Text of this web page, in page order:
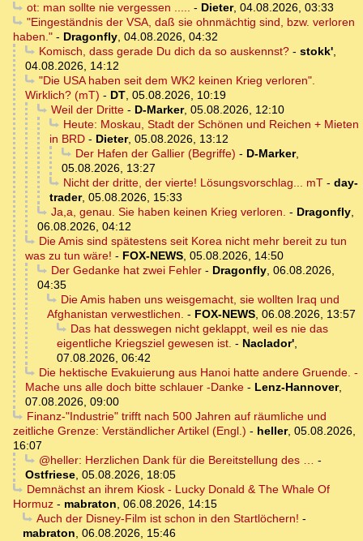
ot: man sollte nie vergessen ..... - Dieter, 04.08.2026, 03:33
"Eingeständnis der VSA, daß sie ohnmächtig sind, bzw. verloren
haben." - Dragonfly, 04.08.2026, 04:32
Komisch, dass gerade Du dich da so auskennst?- stokk',
04.08.2026, 14:12
"Die USA haben seit dem WK2 keinen Krieg verloren".
Wirklich? (mT) - DT, 05.08.2026, 10:19
Weil der Dritte- D-Marker, 05.08.2026, 12:10
Heute: Moskau, Stadt der Schönen und Reichen + Mieten
in BRD - Dieter, 05.08.2026, 13:12
Der Hafen der Gallier (Begriffe) - D-Marker,
05.08.2026, 13:27
Nicht der dritte, der vierte! Lösungsvorschlag... mT- day-
trader, 05.08.2026, 15:33
Ja,a, genau. Sie haben keinen Krieg verloren. - Dragonfly,
06.08.2026, 04:12
Die Amis sind spätestens seit Korea nicht mehr bereit zu tun
was zu tun wäre! - FOX-NEWS, 05.08.2026, 14:50
Der Gedanke hat zwei Fehler- Dragonfly, 06.08.2026,
04:35
Die Amis haben uns weisgemacht, sie wollten Iraq und
Afghanistan verwestlichen. - FOX-NEWS, 06.08.2026, 13:57
Das hat desswegen nicht geklappt, weil es nie das
eigentliche Kriegsziel gewesen ist. - Naclador',
07.08.2026, 06:42
Die hektische Evakuierung aus Hanoi hatte andere Gruende. -
Mache uns alle doch bitte schlauer -Danke - Lenz-Hannover,
07.08.2026, 09:00
Finanz-"Industrie" trifft nach 500 Jahren auf räumliche und
zeitliche Grenze: Verständlicher Artikel (Engl.) - heller, 05.08.2026,
16:07
@heller: Herzlichen Dank für die Bereitstellung des … -
Ostfriese, 05.08.2026, 18:05
Demnächst an ihrem Kiosk - Lucky Donald & The Whale Of
Hormuz - mabraton, 06.08.2026, 14:15
Auch der Disney-Film ist schon in den Startlöchern! -
mabraton, 06.08.2026, 15:46